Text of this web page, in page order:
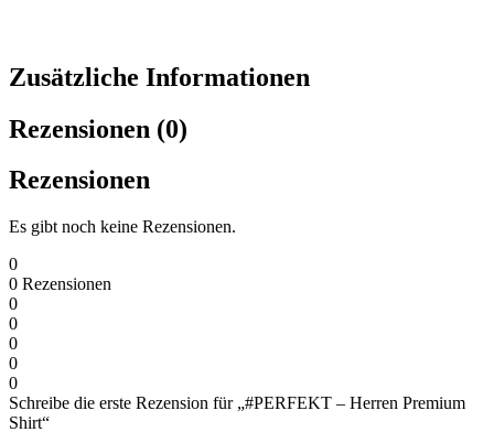
Zusätzliche Informationen
Rezensionen (0)
Rezensionen
Es gibt noch keine Rezensionen.
0
0 Rezensionen
0
0
0
0
0
Schreibe die erste Rezension für „#PERFEKT – Herren Premium
Shirt“